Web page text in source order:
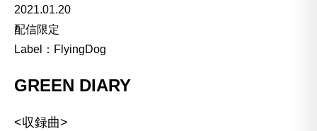
2021.01.20
配信限定
Label：FlyingDog
GREEN DIARY
<収録曲>